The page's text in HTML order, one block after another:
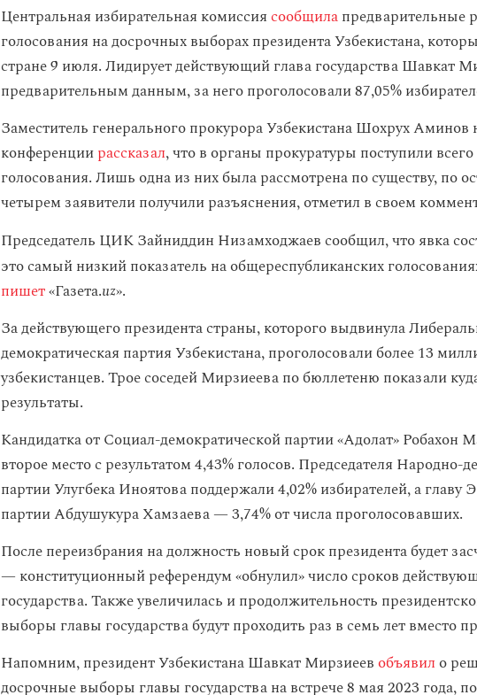
Центральная избирательная комиссиясообщилапредварительные
голосования на досрочных выборах президента Узбекистана,
стране 9 июля. Лидирует действующий глава государства Шавкат
предварительным данным, за него проголосовали 87,05%
Заместитель генерального прокурора Узбекистана Шохрух Аминов
конференциирассказал, что в органы прокуратуры поступили
голосования. Лишь одна из них была рассмотрена по существу, по
четырем заявители получили разъяснения, отметил в своем
Председатель ЦИК Зайниддин Низамходжаев сообщил, что явка
этосамый низкий показатель на общереспубликанских
пишет«Газета.uz».
За действующего президента страны, которого выдвинула
демократическая партия Узбекистана, проголосовали более 13
узбекистанцев. Трое соседей Мирзиеева по бюллетеню показали
результаты.
Кандидатка от Социал-демократической партии «Адолат» Робахон
второе место с результатом 4,43% голосов. Председателя Народно-
партии Улугбека Иноятова поддержали 4,02% избирателей, а главу
партии Абдушукура Хамзаева — 3,74% от числа проголосовавших.
После переизбрания на должность новый срок президента будет
— конституционный референдум «обнулил» число сроков
государства. Также увеличилась и продолжительность
выборы главы государства будут проходить раз в семь лет вместо
Напомним, президент Узбекистана Шавкат Мирзиеев объявил о
досрочные выборы главы государства на встрече 8 мая 2023 года,